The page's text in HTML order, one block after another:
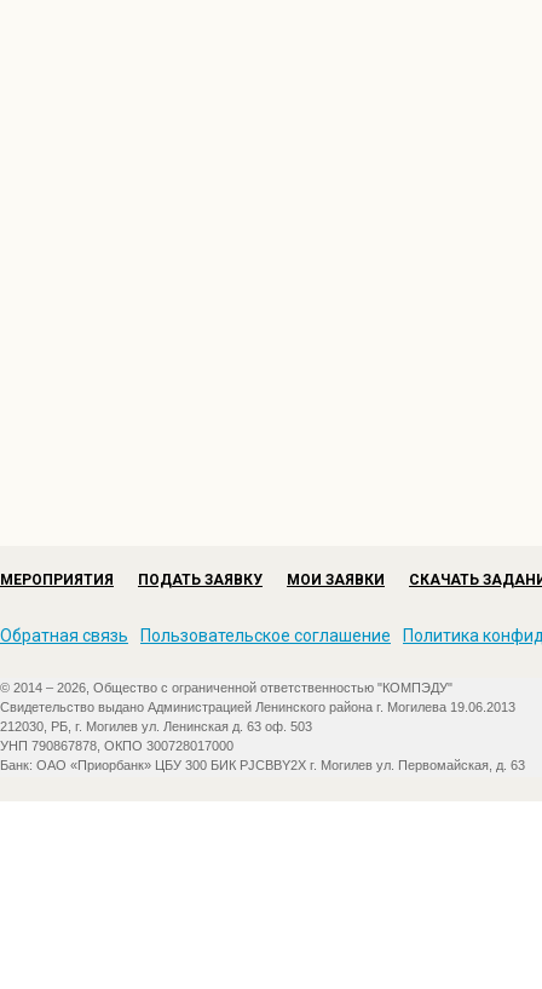
МЕРОПРИЯТИЯ ПОДАТЬ ЗАЯВКУ МОИ ЗАЯВКИ СКАЧАТЬ
Обратная связь Пользовательское соглашение Политика
© 2014 – 2026, Общество с ограниченной ответственностью "КОМПЭДУ"
Свидетельство выдано Администрацией Ленинского района г. Могилева 19.06.2013
212030, РБ, г. Могилев ул. Ленинская д. 63 оф. 503
УНП 790867878, ОКПО 300728017000
Банк: ОАО «Приорбанк» ЦБУ 300 БИК PJCBBY2X г. Могилев ул. Первомайская, д. 63